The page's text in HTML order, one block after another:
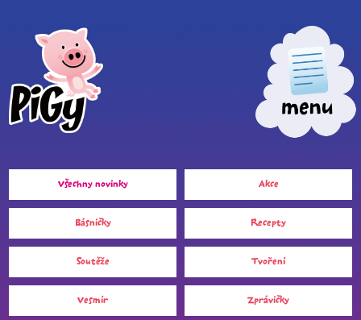
Všechny novinky Akce
Básničky Recepty
Soutěže Tvoření
Vesmír Zprávičky